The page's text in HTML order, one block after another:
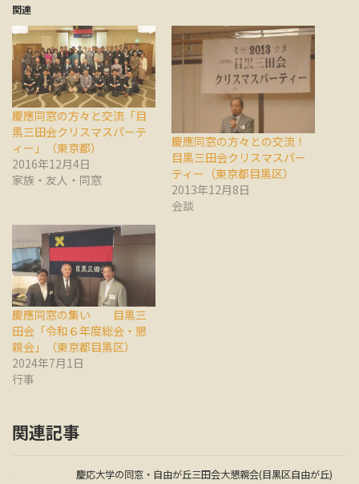
関連
慶應同窓の方々と交流「目
黒三田会クリスマスパーテ
ィー」（東京都）
2016年12月4日
家族・友人・同窓
慶應同窓の方々との交流！
目黒三田会クリスマスパー
ティー（東京都目黒区）
2013年12月8日
会談
慶應同窓の集い 目黒三
田会「令和６年度総会・懇
親会」（東京都目黒区）
2024年7月1日
行事
関連記事
慶応大学の同窓・自由が丘三田会大懇親会(目黒区自由が丘)